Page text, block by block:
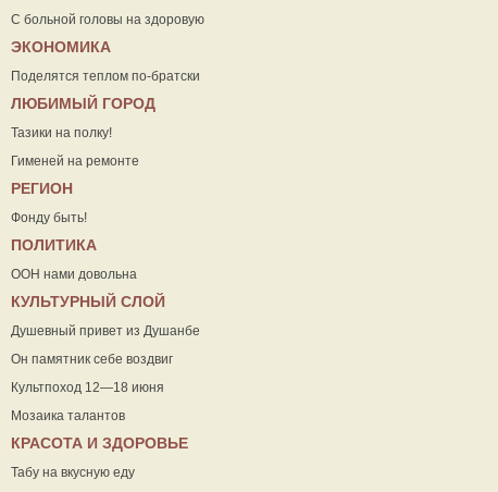
С больной головы на здоровую
ЭКОНОМИКА
Поделятся теплом по-братски
ЛЮБИМЫЙ ГОРОД
Тазики на полку!
Гименей на ремонте
РЕГИОН
Фонду быть!
ПОЛИТИКА
ООН нами довольна
КУЛЬТУРНЫЙ СЛОЙ
Душевный привет из Душанбе
Он памятник себе воздвиг
Культпоход 12—18 июня
Мозаика талантов
КРАСОТА И ЗДОРОВЬЕ
Табу на вкусную еду